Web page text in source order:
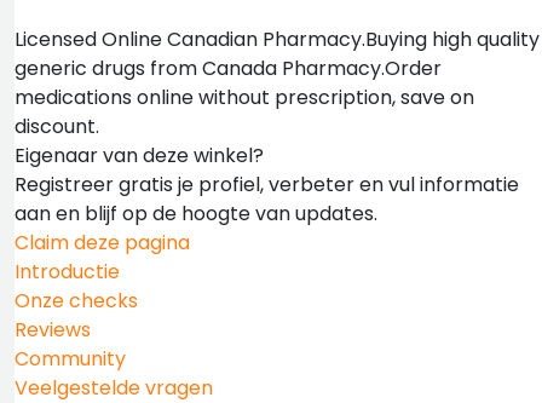
Licensed Online Canadian Pharmacy.Buying high quality
generic drugs from Canada Pharmacy.Order
medications online without prescription, save on
discount.
Eigenaar van deze winkel?
Registreer gratis je profiel, verbeter en vul informatie
aan en blijf op de hoogte van updates.
Claim deze pagina
Introductie
Onze checks
Reviews
Community
Veelgestelde vragen